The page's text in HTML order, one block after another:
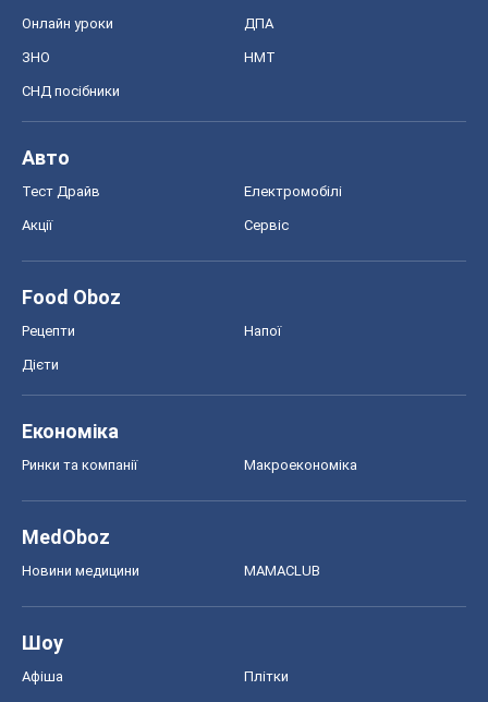
Онлайн уроки ДПА
ЗНО НМТ
СНД посібники
Авто
Тест Драйв Електромобілі
Акції Сервіс
Food Oboz
Рецепти Напої
Дієти
Економіка
Ринки та компанії Макроекономіка
MedOboz
Новини медицини MAMACLUB
Шоу
Афіша Плітки